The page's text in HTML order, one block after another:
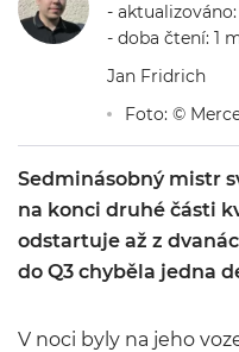
- aktualizováno:
- doba čtení: 1
Jan Fridrich
Foto: ©
Sedminásobný mistr
na konci druhé části
odstartuje až z
do Q3 chyběla jedna
V noci byly na jeho